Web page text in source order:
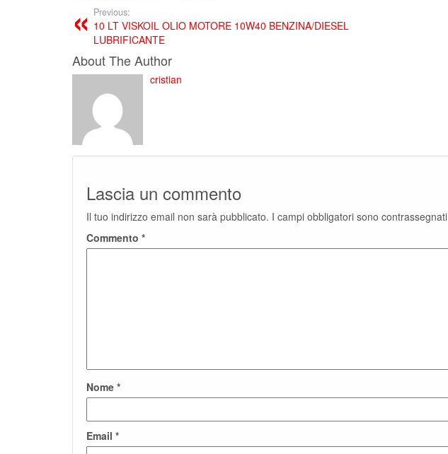
Previous:
10 LT VISKOIL OLIO MOTORE 10W40 BENZINA/DIESEL
LUBRIFICANTE
About The Author
cristian
Lascia un commento
Il tuo indirizzo email non sarà pubblicato. I campi obbligatori sono contrassegnati
Commento *
Nome *
Email *